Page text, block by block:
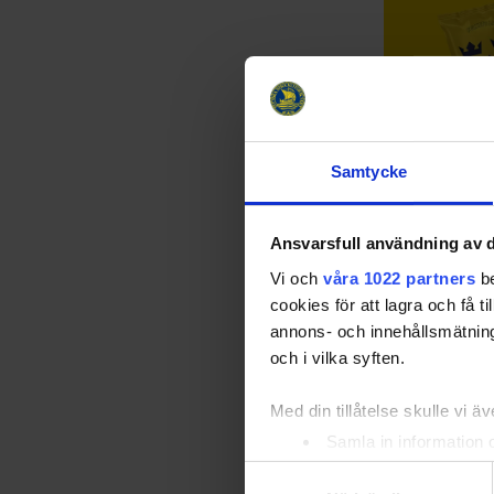
Samtycke
Ansvarsfull användning av
Vi och våra 1022 partners
cookies för att lagra och få
annons- och
och i vilka syften.
Med din tillåtelse skulle vi
Samla in information
Identifiera din enhet
Nu är det
snacks!
Som ett
redan under
Kronor-chips
produkterna